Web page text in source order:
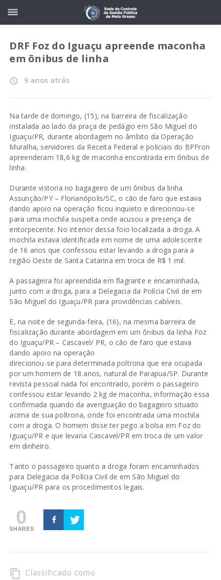
DRF Foz do Iguaçu apreende maconha
em ônibus de linha
access_time 9 anos atrás
Na tarde de domingo, (15), na barreira de fiscalização
instalada ao lado da praça de pedágio em São Miguel do
Iguaçu/PR, durante abordagem no âmbito da Operação
Muralha, servidores da Receita Federal e policiais do BPFron
apreenderam 18,6 kg de maconha encontrada em ônibus de
linha.
Durante vistoria no bagageiro de um ônibus da linha
Assunção/PY – Florianópolis/SC, o cão de faro que estava
dando apoio na operação ficou inquieto e direcionou-se
para uma mochila suspeita onde acusou a presença de
entorpecente. No interior dessa foio localizada a droga. A
mochila estava identificada em nome de uma adolescente
de 16 anos que confessou estar levando a droga para a
região Oeste de Santa Catarina em troca de R$ 1 mil.
A passageira foi apreendida em flagrante e encaminhada,
junto com a droga, para a Delegacia da Polícia Civil de em
São Miguel do Iguaçu/PR para providências cabíveis.
E, na noite de segunda-feira, (16), na mesma barreira de
fiscalização durante abordagem em um ônibus da linha Foz
do Iguaçu/PR – Cascavel/ PR, o cão de faro que estava
dando apoio na operação
direcionou-se para determinada poltrona que era ocupada
por um homem de 18 anos, natural de Parapua/SP. Durante
revista pessoal nada foi encontrado, porém o passageiro
confessou estar levando 2 kg de maconha, informação essa
confirmada quando da averiguação do bagageiro situado
acima de sua poltrona, onde foi encontrada uma mochila
com a droga. O homem disse ter pego a bolsa em Foz do
Iguaçu/PR e que levaria Cascavel/PR em troca de um valor
em dinheiro.
Tanto o passageiro quanto a droga foram encaminhados
para Delegacia da Polícia Civil de em São Miguel do
Iguaçu/PR para os procedimentos legais.
0
SHARES
content_copy Classificado como